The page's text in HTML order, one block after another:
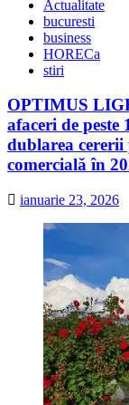
Actualitate
bucuresti
business
HORECa
stiri
OPTIMUS
afaceri de peste
dublarea
comercială în
ianuarie 23, 2026